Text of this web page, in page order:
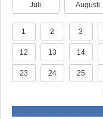
Juli Augusti
1 2 3
12 13 14
23 24 25